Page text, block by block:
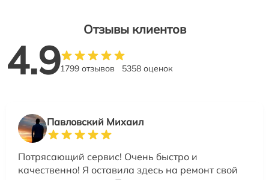
Отзывы клиентов
4.91799 отзывов 5358 оценок
Павловский Михаил
Потрясающий сервис! Очень быстро и
качественно! Я оставила здесь на ремонт свой